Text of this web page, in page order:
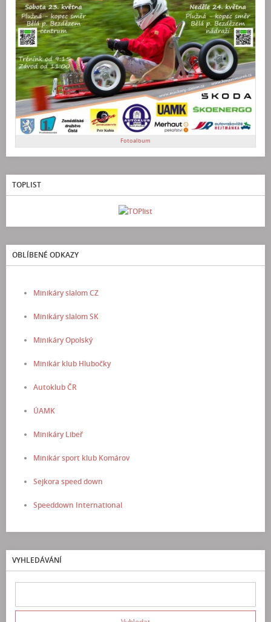
Fotoalbum
TOPLIST
OBLÍBENÉ ODKAZY
Minikáry slalom CZ
Minikáry slalom SK
Minikáry Opolský
Minikár klub Hlubočky
Autoklub ČR
ÚAMK
Minikáry Libeř
Minikár sport klub Komárov
Sejkora speed down
Speeddown International
VYHLEDÁVÁNÍ